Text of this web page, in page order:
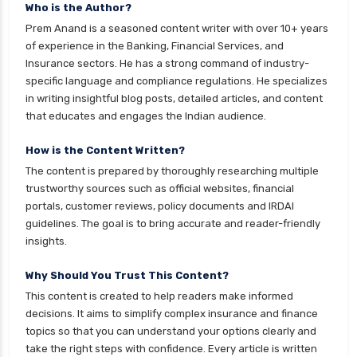
cignattk health insurance vs magma hdi health
insurance
cignattk health insurance vs new india
assurance health insurance
cignattk health insurance vs niva bupa health
cignattk health insurance vs oriental health
insurance
cignattk health insurance vs reliance health
insurance
cignattk health insurance vs royal sundaram
cignattk health insurance vs sbi general health
insurance
cignattk health insurance vs star health
insurance
Who is the Author?
Prem Anand is a seasoned content writer with over 10+ years
of experience in the Banking, Financial Services, and
Insurance sectors. He has a strong command of industry-
specific language and compliance regulations. He specializes
in writing insightful blog posts, detailed articles, and content
that educates and engages the Indian audience.
How is the Content Written?
The content is prepared by thoroughly researching multiple
trustworthy sources such as official websites, financial
portals, customer reviews, policy documents and IRDAI
guidelines. The goal is to bring accurate and reader-friendly
insights.
Why Should You Trust This Content?
This content is created to help readers make informed
decisions. It aims to simplify complex insurance and finance
topics so that you can understand your options clearly and
take the right steps with confidence. Every article is written